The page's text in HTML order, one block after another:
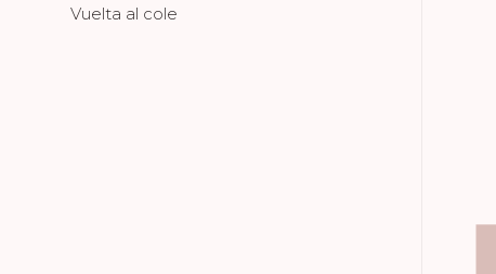
Vuelta al cole